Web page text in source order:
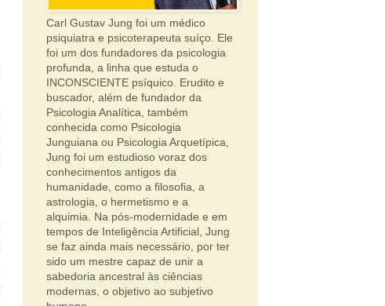
Carl Gustav Jung foi um médico
psiquiatra e psicoterapeuta suíço. Ele
foi um dos fundadores da psicologia
profunda, a linha que estuda o
INCONSCIENTE psíquico. Erudito e
buscador, além de fundador da
Psicologia Analítica, também
conhecida como Psicologia
Junguiana ou Psicologia Arquetípica,
Jung foi um estudioso voraz dos
conhecimentos antigos da
humanidade, como a filosofia, a
astrologia, o hermetismo e a
alquimia. Na pós-modernidade e em
tempos de Inteligência Artificial, Jung
se faz ainda mais necessário, por ter
sido um mestre capaz de unir a
sabedoria ancestral às ciências
modernas, o objetivo ao subjetivo